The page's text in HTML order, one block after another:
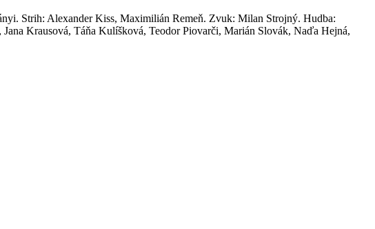
Strih: Alexander Kiss, Maximilián Remeň. Zvuk: Milan Strojný. Hudba:
Krausová, Táňa Kulíšková, Teodor Piovarči, Marián Slovák, Naďa Hejná,